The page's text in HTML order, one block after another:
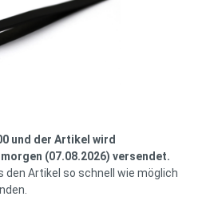
und der Artikel wird
(07.08.2026) versendet.
den Artikel so schnell wie möglich